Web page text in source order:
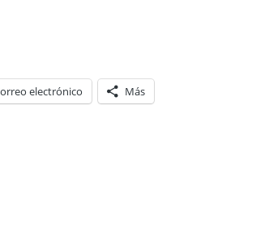
electrónico Más